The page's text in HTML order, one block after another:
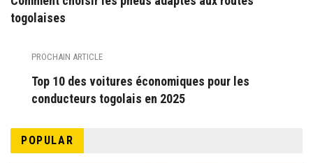
togolaises
PROCHAIN ARTICLE
Top 10 des voitures économiques pour les
conducteurs togolais en 2025
POPULAR